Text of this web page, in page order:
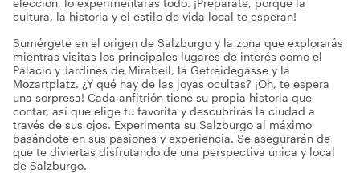
elección, lo experimentarás todo. ¡Prepárate, porque la
cultura, la historia y el estilo de vida local te esperan!
Sumérgete en el origen de Salzburgo y la zona que explorarás
mientras visitas los principales lugares de interés como el
Palacio y Jardines de Mirabell, la Getreidegasse y la
Mozartplatz. ¿Y qué hay de las joyas ocultas? ¡Oh, te espera
una sorpresa! Cada anfitrión tiene su propia historia que
contar, así que elige tu favorita y descubrirás la ciudad a
través de sus ojos. Experimenta su Salzburgo al máximo
basándote en sus pasiones y experiencia. Se asegurarán de
que te diviertas disfrutando de una perspectiva única y local
de Salzburgo.